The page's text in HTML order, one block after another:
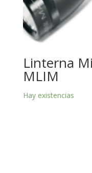
Linterna
MLIM
Hay existencias